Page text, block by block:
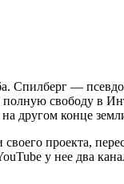
Спилберг —
свободу в
другом конце
проекта,
у нее два